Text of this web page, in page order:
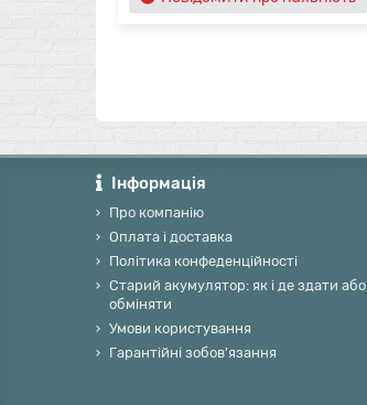
Інформація
Про компанію
Оплата і доставка
Політика конфеденційності
Старий акумулятор: як і де здати або
обміняти
Умови користування
Гарантійні зобов'язання